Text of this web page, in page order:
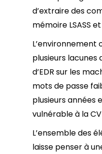
d’extraire des
mémoire LSASS
plusieurs lacunes
d’EDR sur les
mots de passe
plusieurs années
vulnérable à la
L’ensemble des
laisse penser à